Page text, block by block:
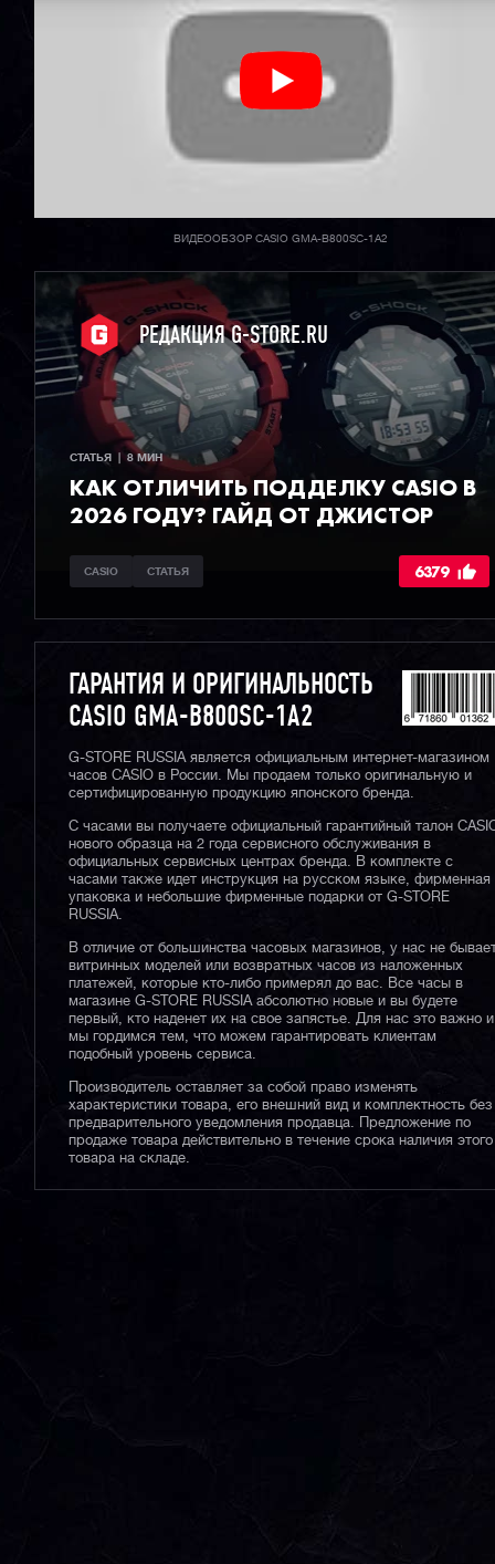
ВИДЕООБЗОР CASIO GMA-B800SC-1A2
РЕДАКЦИЯ G-STORE.RU
СТАТЬЯ  |  8 МИН
КАК ОТЛИЧИТЬ ПОДДЕЛКУ CASIO В
2026 ГОДУ? ГАЙД ОТ ДЖИСТОР
CASIO СТАТЬЯ 6379
ГАРАНТИЯ И ОРИГИНАЛЬНОСТЬ
CASIO GMA-B800SC-1A2
G-STORE RUSSIA является официальным интернет-магазином
часов CASIO в России. Мы продаем только оригинальную и
сертифицированную продукцию японского бренда.
С часами вы получаете официальный гарантийный талон
нового образца на 2 года сервисного обслуживания в
официальных сервисных центрах бренда. В комплекте с
часами также идет инструкция на русском языке, фирменная
упаковка и небольшие фирменные подарки от G-STORE
RUSSIA.
В отличие от большинства часовых магазинов, у нас не
витринных моделей или возвратных часов из наложенных
платежей, которые кто-либо примерял до вас. Все часы в
магазине G-STORE RUSSIA абсолютно новые и вы будете
первый, кто наденет их на свое запястье. Для нас это важно и
мы гордимся тем, что можем гарантировать клиентам
подобный уровень сервиса.
Производитель оставляет за собой право изменять
характеристики товара, его внешний вид и комплектность без
предварительного уведомления продавца. Предложение по
продаже товара действительно в течение срока наличия этого
товара на складе.